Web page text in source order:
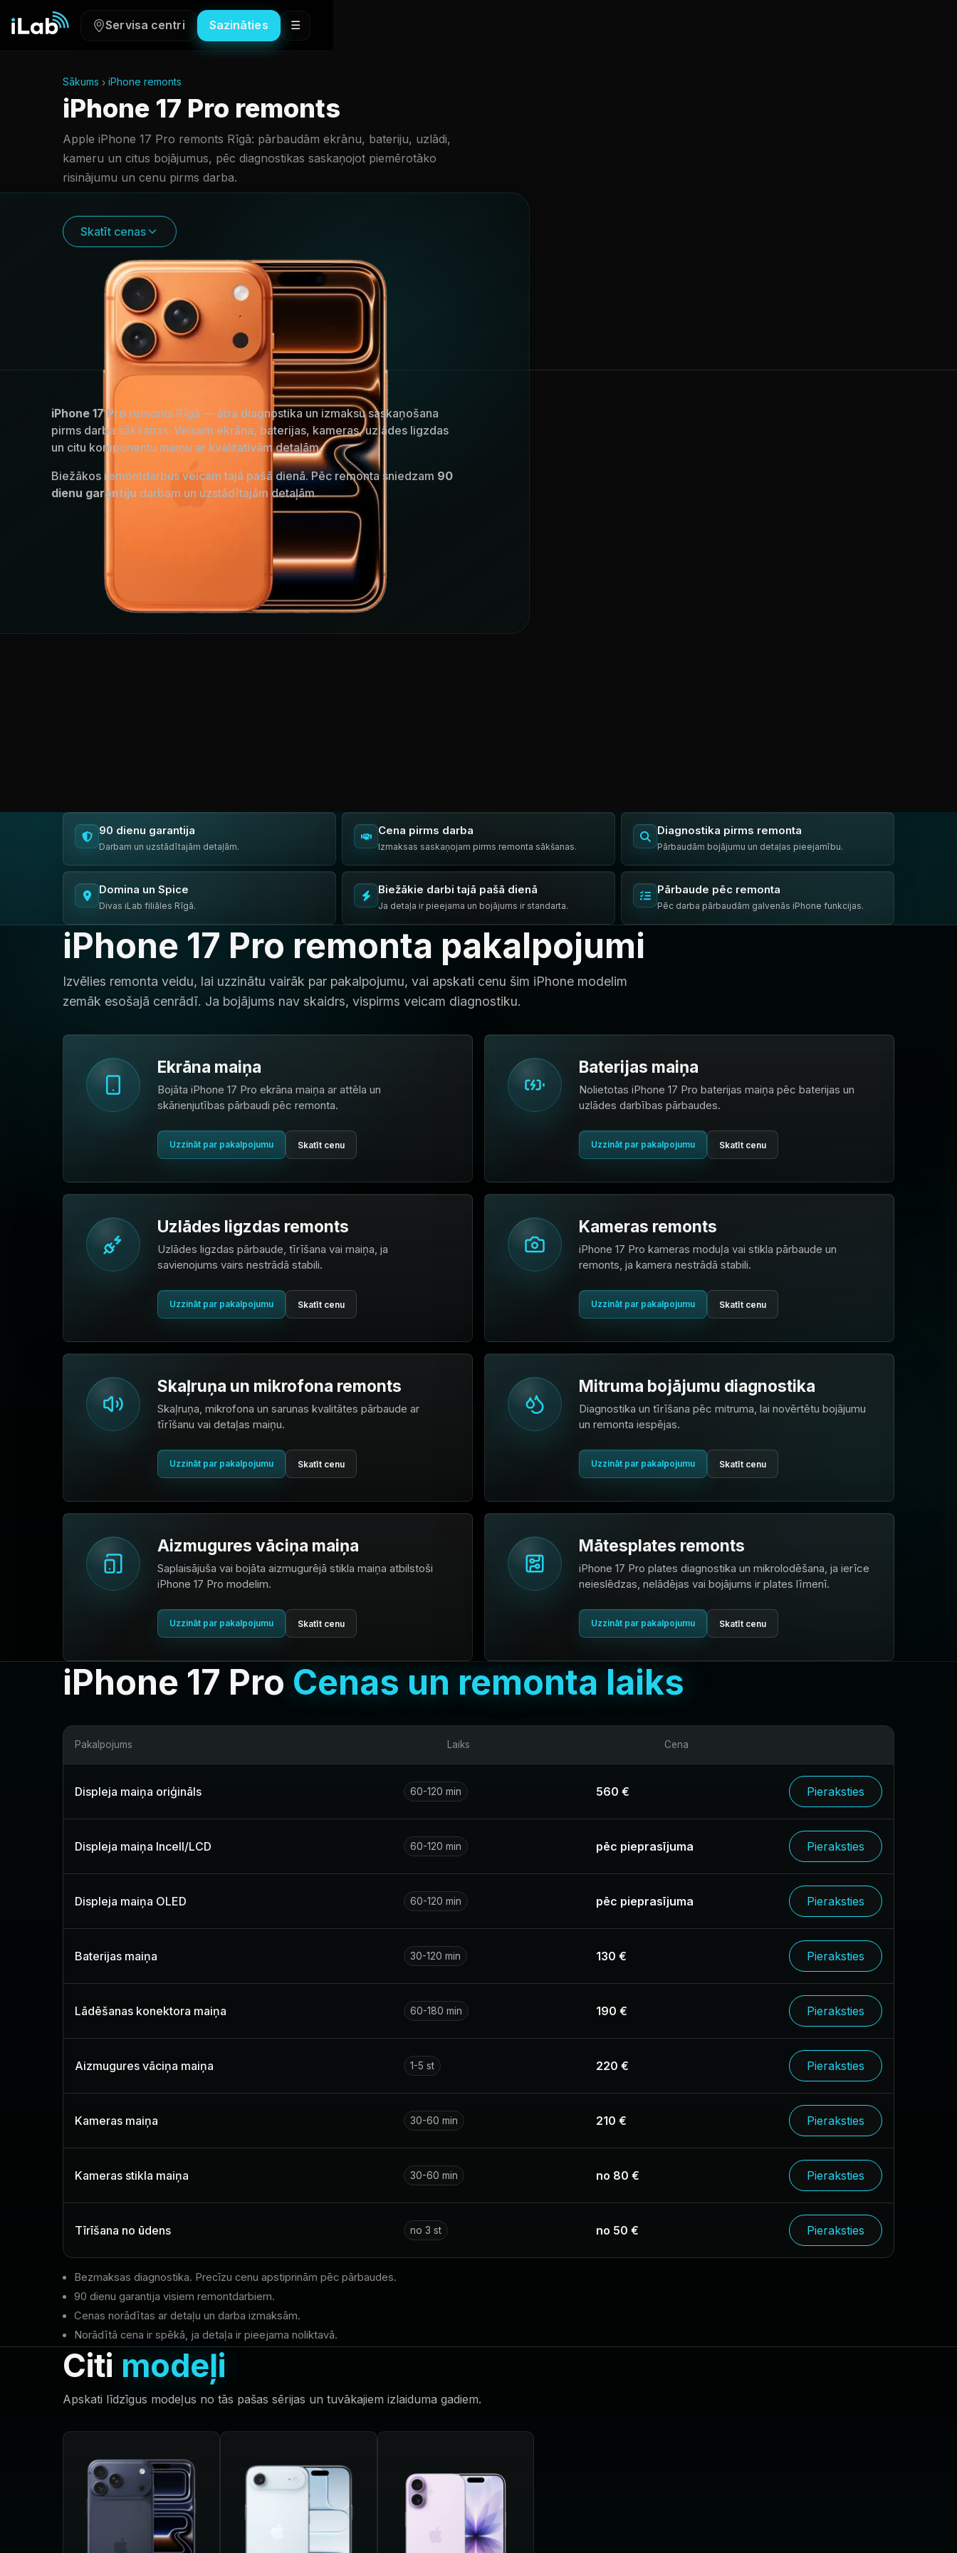
Servisa centri Sazināties ☰
Sākums iPhone remonts
iPhone 17 Pro remonts
Apple iPhone 17 Pro remonts Rīgā: pārbaudām ekrānu, bateriju, uzlādi,
kameru un citus bojājumus, pēc diagnostikas saskaņojot piemērotāko
risinājumu un cenu pirms darba.
Skatīt cenas
iPhone 17 Pro remonts Rīgā — ātra diagnostika un izmaksu saskaņošana
pirms darba sākšanas. Veicam ekrāna, baterijas, kameras, uzlādes ligzdas
un citu komponentu maiņu ar kvalitatīvām detaļām.
Biežākos remontdarbus veicam tajā pašā dienā. Pēc remonta sniedzam 90
dienu garantiju darbam un uzstādītajām detaļām.
90 dienu garantija
Darbam un uzstādītajām detaļām.
Cena pirms darba
Izmaksas saskaņojam pirms remonta sākšanas.
Diagnostika pirms remonta
Pārbaudām bojājumu un detaļas pieejamību.
Domina un Spice
Divas iLab filiāles Rīgā.
Biežākie darbi tajā pašā dienā
Ja detaļa ir pieejama un bojājums ir standarta.
Pārbaude pēc remonta
Pēc darba pārbaudām galvenās iPhone funkcijas.
iPhone 17 Pro remonta pakalpojumi
Izvēlies remonta veidu, lai uzzinātu vairāk par pakalpojumu, vai apskati cenu šim iPhone modelim
zemāk esošajā cenrādī. Ja bojājums nav skaidrs, vispirms veicam diagnostiku.
Ekrāna maiņa
Bojāta iPhone 17 Pro ekrāna maiņa ar attēla un
skārienjutības pārbaudi pēc remonta.
Uzzināt par pakalpojumu Skatīt cenu
Baterijas maiņa
Nolietotas iPhone 17 Pro baterijas maiņa pēc baterijas un
uzlādes darbības pārbaudes.
Uzzināt par pakalpojumu Skatīt cenu
Uzlādes ligzdas remonts
Uzlādes ligzdas pārbaude, tīrīšana vai maiņa, ja
savienojums vairs nestrādā stabili.
Uzzināt par pakalpojumu Skatīt cenu
Kameras remonts
iPhone 17 Pro kameras moduļa vai stikla pārbaude un
remonts, ja kamera nestrādā stabili.
Uzzināt par pakalpojumu Skatīt cenu
Skaļruņa un mikrofona remonts
Skaļruņa, mikrofona un sarunas kvalitātes pārbaude ar
tīrīšanu vai detaļas maiņu.
Uzzināt par pakalpojumu Skatīt cenu
Mitruma bojājumu diagnostika
Diagnostika un tīrīšana pēc mitruma, lai novērtētu bojājumu
un remonta iespējas.
Uzzināt par pakalpojumu Skatīt cenu
Aizmugures vāciņa maiņa
Saplaisājuša vai bojāta aizmugurējā stikla maiņa atbilstoši
iPhone 17 Pro modelim.
Uzzināt par pakalpojumu Skatīt cenu
Mātesplates remonts
iPhone 17 Pro plates diagnostika un mikrolodēšana, ja ierīce
neieslēdzas, nelādējas vai bojājums ir plates līmenī.
Uzzināt par pakalpojumu Skatīt cenu
iPhone 17 Pro Cenas un remonta laiks
Pakalpojums Laiks Cena
Displeja maiņa oriģināls 60-120 min 560 € Pieraksties
Displeja maiņa Incell/LCD 60-120 min pēc pieprasījuma Pieraksties
Displeja maiņa OLED 60-120 min pēc pieprasījuma Pieraksties
Baterijas maiņa 30-120 min 130 € Pieraksties
Lādēšanas konektora maiņa 60-180 min 190 € Pieraksties
Aizmugures vāciņa maiņa 1-5 st 220 € Pieraksties
Kameras maiņa 30-60 min 210 € Pieraksties
Kameras stikla maiņa 30-60 min no 80 € Pieraksties
Tīrīšana no ūdens no 3 st no 50 € Pieraksties
Bezmaksas diagnostika. Precīzu cenu apstiprinām pēc pārbaudes.
90 dienu garantija visiem remontdarbiem.
Cenas norādītas ar detaļu un darba izmaksām.
Norādītā cena ir spēkā, ja detaļa ir pieejama noliktavā.
Citi modeļi
Apskati līdzīgus modeļus no tās pašas sērijas un tuvākajiem izlaiduma gadiem.